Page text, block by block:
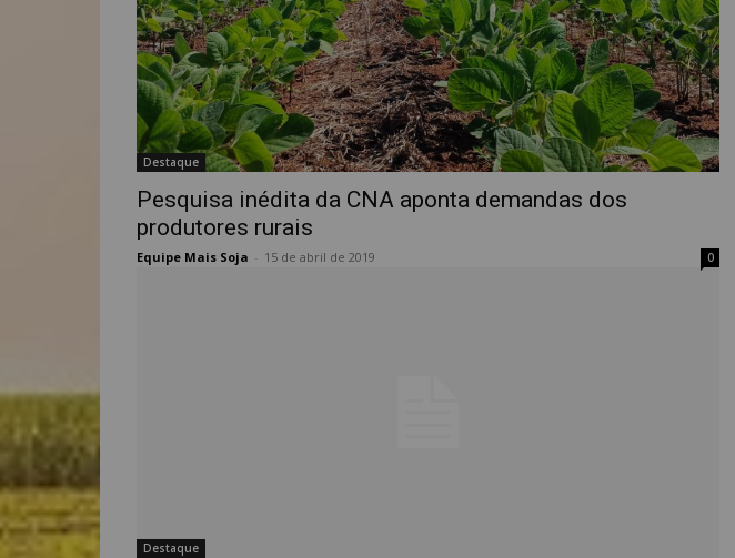
Destaque
Pesquisa inédita da CNA aponta demandas dos
produtores rurais
Equipe Mais Soja 15 de abril de 2019 0
Destaque